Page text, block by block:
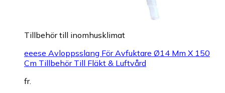
Tillbehör till inomhusklimat
eeese Avloppsslang För Avfuktare Ø14 Mm X 150
Cm Tillbehör Till Fläkt & Luftvård
fr.